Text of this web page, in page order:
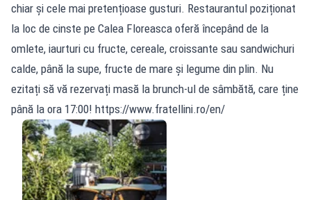
chiar și cele mai pretențioase gusturi. Restaurantul poziționat
la loc de cinste pe Calea Floreasca oferă începând de la
omlete, iaurturi cu fructe, cereale, croissante sau sandwichuri
calde, până la supe, fructe de mare și legume din plin. Nu
ezitați să vă rezervați masă la brunch-ul de sâmbătă, care ține
până la ora 17:00! https://www.fratellini.ro/en/